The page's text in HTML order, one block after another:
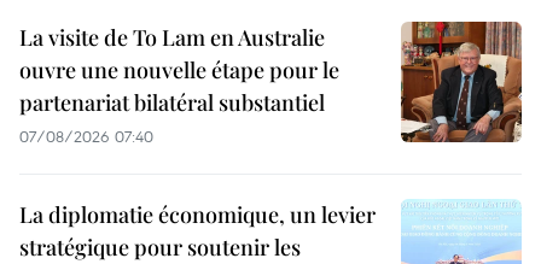
La visite de To Lam en Australie
ouvre une nouvelle étape pour le
partenariat bilatéral substantiel
07/08/2026 07:40
La diplomatie économique, un levier
stratégique pour soutenir les